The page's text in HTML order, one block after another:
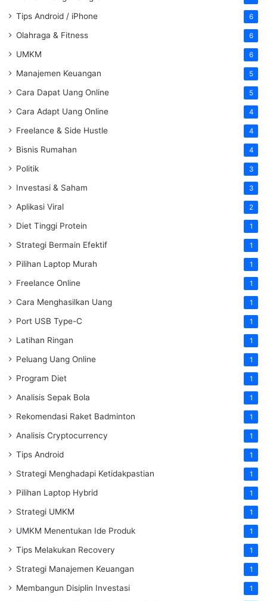
Tips Android / iPhone 6
Olahraga & Fitness 6
UMKM 6
Manajemen Keuangan 5
Cara Dapat Uang Online 5
Cara Adapt Uang Online 4
Freelance & Side Hustle 4
Bisnis Rumahan 4
Politik 3
Investasi & Saham 3
Aplikasi Viral 2
Diet Tinggi Protein 1
Strategi Bermain Efektif 1
Pilihan Laptop Murah 1
Freelance Online 1
Cara Menghasilkan Uang 1
Port USB Type-C 1
Latihan Ringan 1
Peluang Uang Online 1
Program Diet 1
Analisis Sepak Bola 1
Rekomendasi Raket Badminton 1
Analisis Cryptocurrency 1
Tips Android 1
Strategi Menghadapi Ketidakpastian 1
Pilihan Laptop Hybrid 1
Strategi UMKM 1
UMKM Menentukan Ide Produk 1
Tips Melakukan Recovery 1
Strategi Manajemen Keuangan 1
Membangun Disiplin Investasi 1